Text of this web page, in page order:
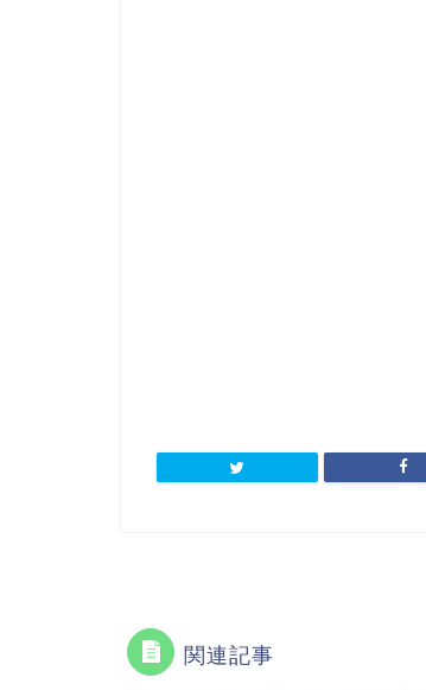
関連記事